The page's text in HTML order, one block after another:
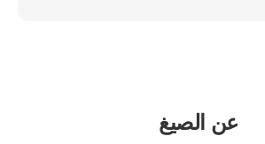
عن الصيغ